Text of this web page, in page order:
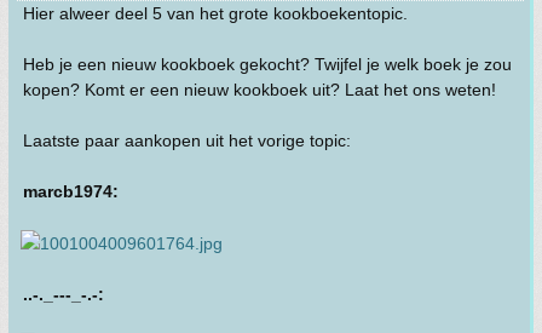
Hier alweer deel 5 van het grote kookboekentopic.
Heb je een nieuw kookboek gekocht? Twijfel je welk boek je zou
kopen? Komt er een nieuw kookboek uit? Laat het ons weten!
Laatste paar aankopen uit het vorige topic:
marcb1974:
..-._---_-.-: